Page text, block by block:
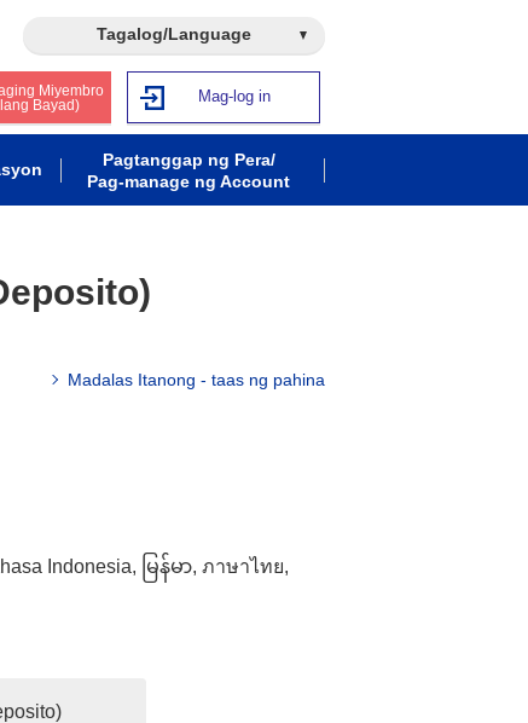
Tagalog/Language
Miyembro
Bayad)
Mag-log in
Pagtanggap ng Pera/
Pag-manage ng Account
Madalas Itanong - taas ng pahina
Indonesia, မြန်မာ,ภาษาไทย,